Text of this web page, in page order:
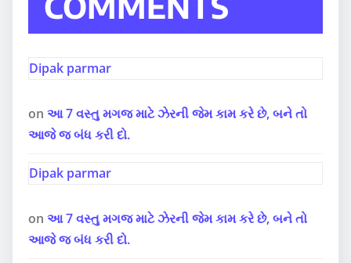
Dipak parmar
on આ 7 વસ્તુ મગજ માટે ઝેરની જેમ કામ કરે છે, બને તો
આજે જ બંધ કરી દો.
Dipak parmar
on આ 7 વસ્તુ મગજ માટે ઝેરની જેમ કામ કરે છે, બને તો
આજે જ બંધ કરી દો.